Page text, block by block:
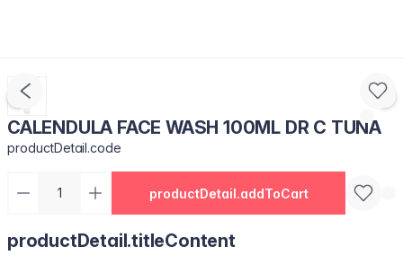
CALENDULA FACE WASH 100ML DR C TUNA
productDetail.code
productDetail.addToCart
productDetail.titleContent